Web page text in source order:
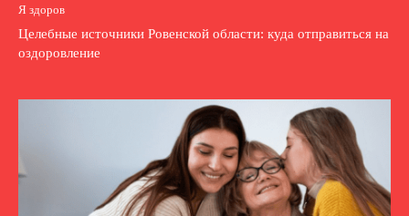
Я здоров
Целебные источники Ровенской области: куда отправиться на
оздоровление